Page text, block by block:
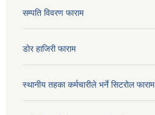
सम्पति विवरण फाराम
डोर हाजिरी फाराम
स्थानीय तहका कर्मचारीले भर्ने सिटरोल फाराम